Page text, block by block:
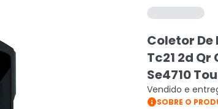
Coletor De
Tc21 2d
Se4710
Vendido e
SOBRE O